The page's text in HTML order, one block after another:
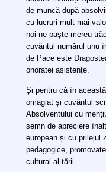
de muncă după
cu lucruri mult mai
noi ne paște mereu
cuvântul numărul unu
de Pace este
onoratei asistențe.
Și pentru că în
omagiat și cuvântul
Absolventului cu
semn de apreciere
european și cu prilejul
pedagogice,
cultural al țării.